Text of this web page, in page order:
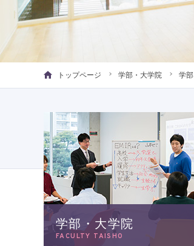
トップページ 学部・大学院 学部
学部・大学院
FACULTY TAISHO